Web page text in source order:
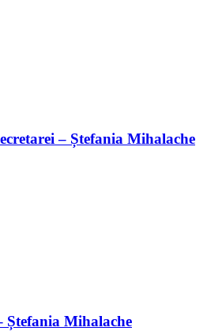
– Ștefania Mihalache
Ștefania Mihalache